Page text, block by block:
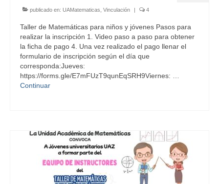
Cursos
Licenciaturas
Maestrías
Capacitación Docente
publicado en: UAMatematicas Vinculación | 4
Taller de Matemáticas para niños y jóvenes Pasos para
realizar la inscripción 1. Video paso a paso para obtener
la ficha de pago 4. Una vez realizado el pago llenar el
formulario de inscripción según el día que
corresponda:Jueves:
https://forms.gle/E7mFUzT9qunEqSRH9Viernes: …
Continuar